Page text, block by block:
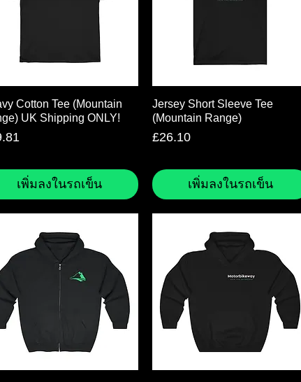
ดูข้อมูลด่วน
Cotton Tee (Mountain
UK Shipping ONLY!
า
เพิ่มลงในรถเข็น
ดูข้อมูลด่วน
Jersey Short Sleeve Tee
(Mountain Range)
ราคา
£26.10
เพิ่มลงในรถเข็น